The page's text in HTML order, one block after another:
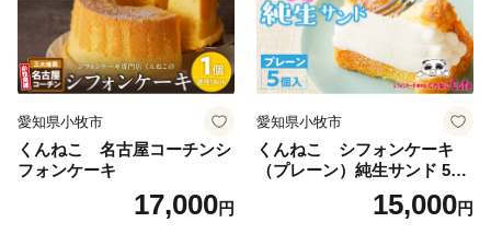
と出会っていること。
これらの状態を達成すれば、豊岡は世界で輝くことが
私たちは、みんなの力を合せて目指す都市像に向かっ
ていきます。
愛知県小牧市
くんねこ 名古屋コーチンシ
フォンケーキ
17,000円
愛知県小牧市
くんねこ シフォンケーキ
（プレーン）純生サンド 5個
15,000円